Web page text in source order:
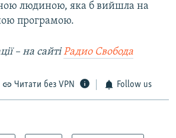
людиною, яка б вийшла на
програмою.
– на сайтіРадио Свобода
Читати без VPN Follow us